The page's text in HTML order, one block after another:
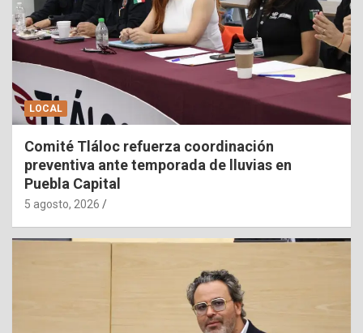
LOCAL
Comité Tláloc refuerza coordinación
preventiva ante temporada de lluvias en
Puebla Capital
5 agosto, 2026